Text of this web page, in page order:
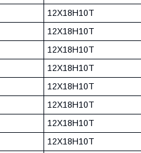
12Х18Н10Т
12Х18Н10Т
12Х18Н10Т
12Х18Н10Т
12Х18Н10Т
12Х18Н10Т
12Х18Н10Т
12Х18Н10Т